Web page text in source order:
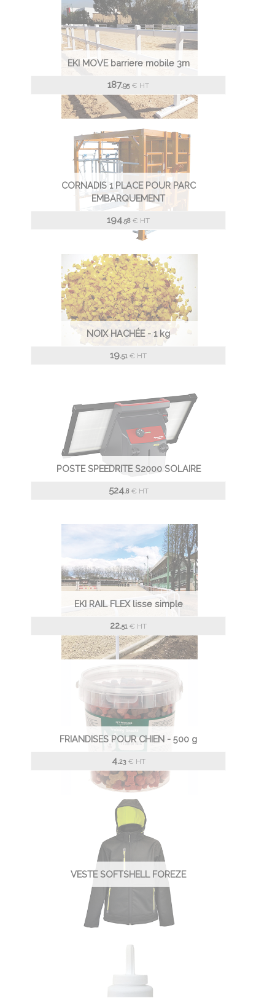
EKI MOVE barriere mobile 3m
187.95 € HT
CORNADIS 1 PLACE POUR PARC
EMBARQUEMENT
194.58 € HT
NOIX HACHÉE - 1 kg
19.51 € HT
POSTE SPEEDRITE S2000 SOLAIRE
524.8 € HT
EKI RAIL FLEX lisse simple
22.51 € HT
FRIANDISES POUR CHIEN - 500 g
4.23 € HT
VESTE SOFTSHELL FOREZE